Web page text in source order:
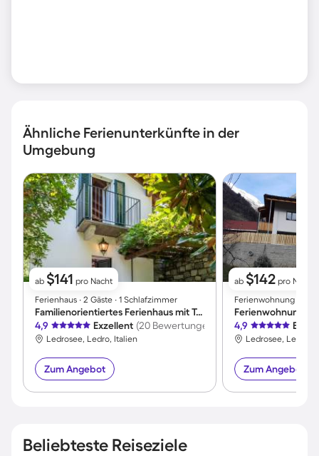
Ähnliche Ferienunterkünfte in der
Umgebung
ab $141 pro Nacht
Ferienhaus ∙ 2 Gäste ∙ 1 Schlafzimmer
Familienorientiertes Ferienhaus mit Terrasse und Garten | Bergblick
4,9
Exzellent (20 Bewertungen)
Ledrosee, Ledro, Italien
Zum Angebot
ab $142 pro Nacht
Ferienwohnung ∙ 5
Ferienwohnung |
4,9
Ledrosee, Ledro,
Zum Angebot
Beliebteste Reiseziele